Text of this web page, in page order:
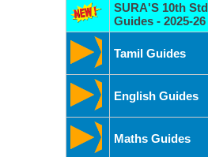
SURA'S 10th Std
Guides - 2025-26
Tamil Guides
English Guides
Maths Guides